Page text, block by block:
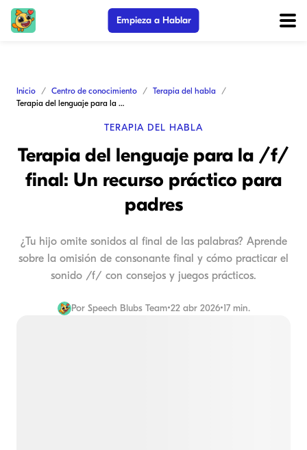
Empieza a Hablar
Inicio Centro de conocimiento
Terapia del habla
Terapia del lenguaje para la /f/ final: Un recurso práctico para padres
TERAPIA DEL HABLA
Terapia del lenguaje para la /f/
final: Un recurso práctico para
padres
¿Tu hijo omite sonidos al final de las palabras? Aprende
sobre la omisión de consonante final y cómo practicar el
sonido /f/ con consejos y juegos prácticos.
Por Speech Blubs Team•22 abr 2026•17 min.